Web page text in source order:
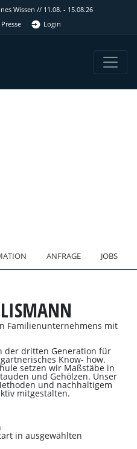
Wissen // 11.08. - 15.08.26
Presse Login
ANFRAGE JOBS
Familienunternehmens mit
der dritten Generation für
Know- how.
setzen wir Maßstäbe in
und Gehölzen. Unser
und nachhaltigem
mitgestalten.
in ausgewählten